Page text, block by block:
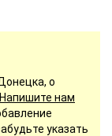
о
Напишите нам
указать